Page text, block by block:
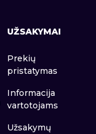
UŽSAKYMAI
Prekių
pristatymas
Informacija
vartotojams
Užsakymų